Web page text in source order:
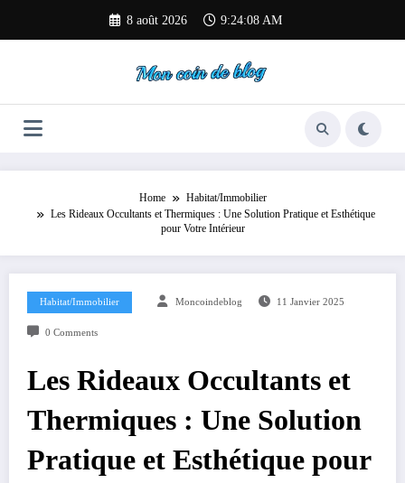
contenu
8 août 2026 9:24:09 AM
Home
Habitat/Immobilier
Les Rideaux Occultants et Thermiques : Une Solution Pratique et Esthétique
pour Votre Intérieur
Habitat/Immobilier Moncoindeblog 11 Janvier 2025
0 Comments
Les Rideaux Occultants et
Thermiques : Une Solution
Pratique et Esthétique pour